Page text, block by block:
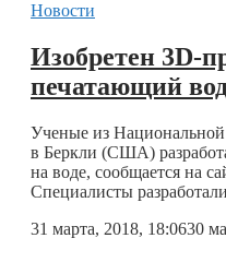
Инвестиции
Блокчейн
Технологии
ESG
Книги
Новости
Изобретен 3D-
печатающий
Ученые из
в Беркли (США)
на воде, сообщается на
Специалисты
31 марта, 2018, 18:0630